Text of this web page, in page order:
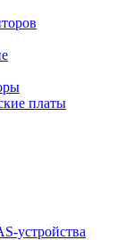
платы
устройства